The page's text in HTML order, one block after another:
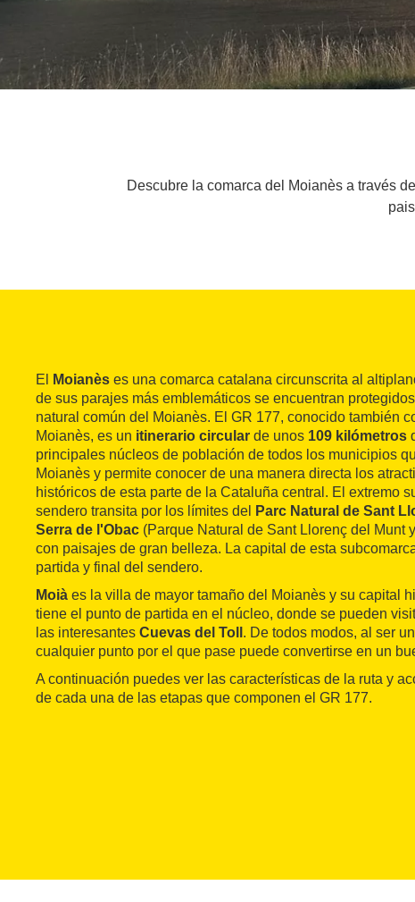
Descubre la comarca del Moianès a través
El Moianès es una comarca catalana circunscrita al
de sus parajes más emblemáticos se encuentran
natural común del Moianès. El GR 177, conocido también
Moianès, es un itinerario circular de unos 109 kilómetros
principales núcleos de población de todos los municipios
Moianès y permite conocer de una manera directa los
históricos de esta parte de la Cataluña central. El extremo
sendero transita por los límites del
Parc Natural de Sant
Serra de l'Obac (Parque Natural de Sant Llorenç del Munt
con paisajes de gran belleza. La capital de esta
partida y final del sendero.
Moià es la villa de mayor tamaño del Moianès y su capital
tiene el punto de partida en el núcleo, donde se pueden
las interesantes Cuevas del Toll . De todos modos, al ser
cualquier punto por el que pase puede convertirse en un
A continuación puedes ver las características de la ruta y
de cada una de las etapas que componen el GR 177.